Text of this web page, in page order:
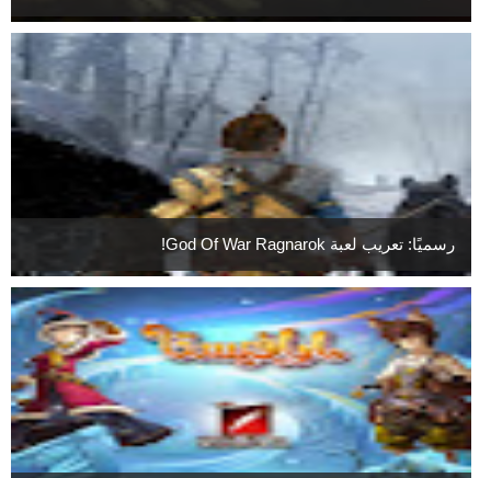
رسميًا: تعريب لعبة God Of War Ragnarok!